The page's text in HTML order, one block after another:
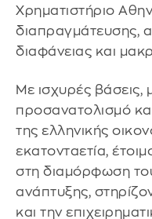
Χρηματιστήριο
διαπραγμάτευσης,
διαφάνειας και
Με ισχυρές βάσεις,
προσανατολισμό
της ελληνικής
εκατονταετία,
στη διαμόρφωση
ανάπτυξης,
και την